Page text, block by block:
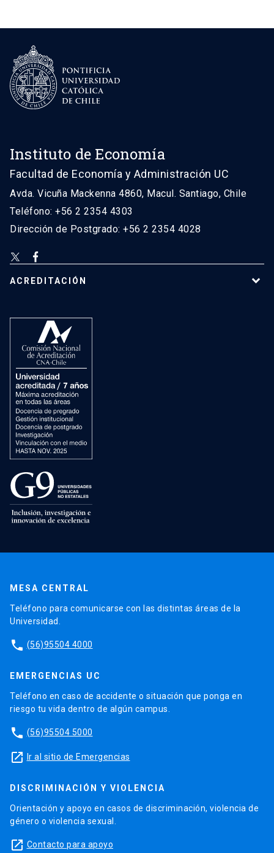
Instituto de Economía
Facultad de Economía y Administración UC
Avda. Vicuña Mackenna 4860, Macul. Santiago, Chile
Teléfono: +56 2 2354 4303
Dirección de Postgrado: +56 2 2354 4028
ACREDITACIÓN
MESA CENTRAL
Teléfono para comunicarse con las distintas áreas de la
Universidad.
phone (56)95504 4000
EMERGENCIAS UC
Teléfono en caso de accidente o situación que ponga en
riesgo tu vida dentro de algún campus.
phone (56)95504 5000
launch Ir al sitio de Emergencias
DISCRIMINACIÓN Y VIOLENCIA
Orientación y apoyo en casos de discriminación, violencia de
género o violencia sexual.
launch Contacto para apoyo